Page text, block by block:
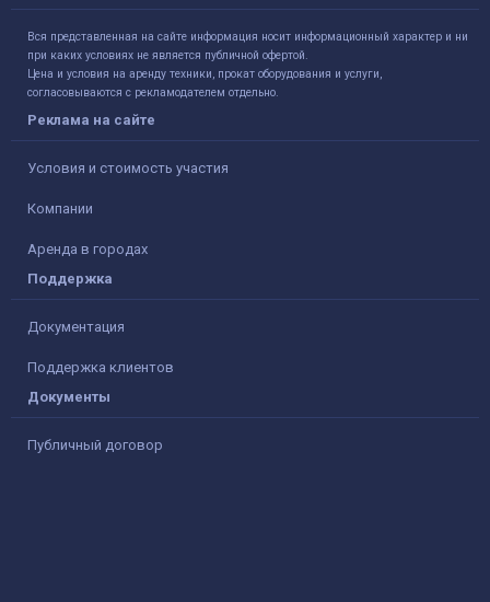
Вся представленная на сайте информация носит информационный характер и ни
при каких условиях не является публичной офертой.
Цена и условия на аренду техники, прокат оборудования и услуги,
согласовываются с рекламодателем отдельно.
Реклама на сайте
Условия и стоимость участия
Компании
Аренда в городах
Поддержка
Документация
Поддержка клиентов
Документы
Публичный договор